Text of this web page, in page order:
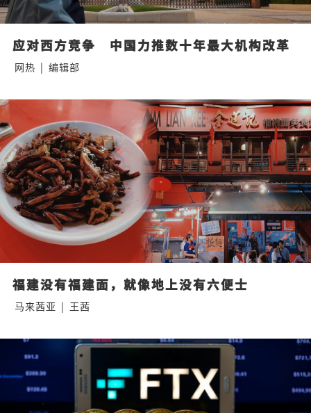
应对西方竞争　中国力推数十年最大机构改革
网热 | 编辑部
福建没有福建面，就像地上没有六便士
马来茜亚 | 王茜